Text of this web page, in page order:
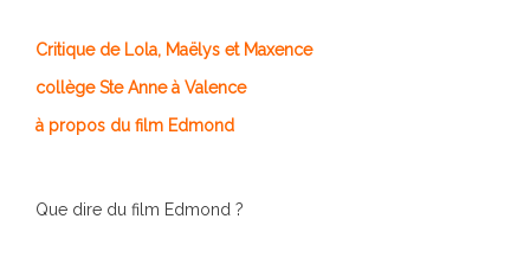
Critique de Lola, Maëlys et Maxence
collège Ste Anne à Valence
à propos du film Edmond
Que dire du film Edmond ?